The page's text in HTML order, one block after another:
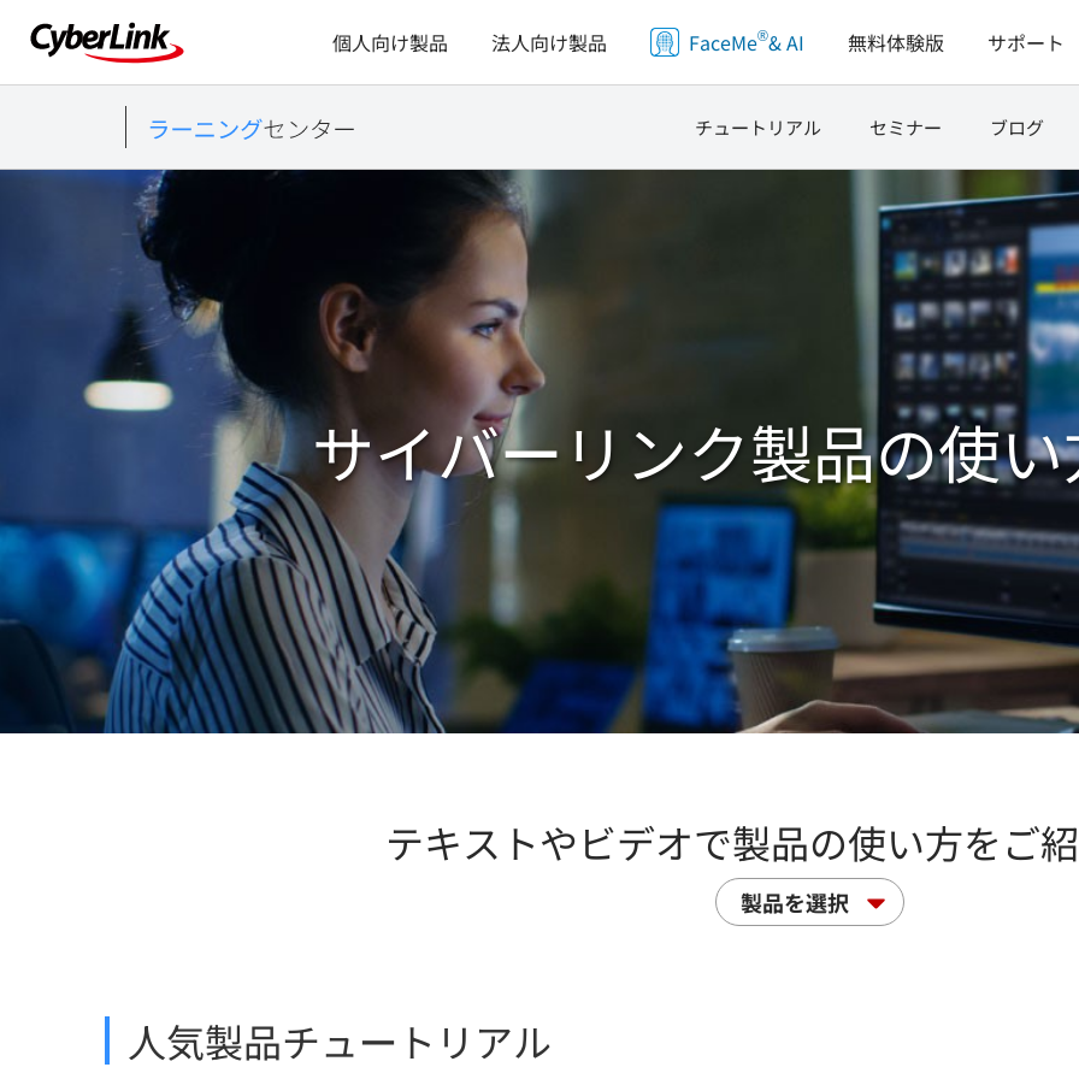
個人向け製品 法人向け製品 FaceMe®& AI 無料体験版 サポート
チュートリアル セミナー ブログ
サイバーリンク製品の使
テキストやビデオで製品の使い方をご
製品を選択
人気製品チュートリアル